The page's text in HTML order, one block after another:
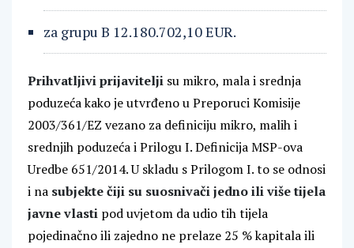
za grupu B 12.180.702,10 EUR.
Prihvatljivi prijavitelji su mikro, mala i srednja
poduzeća kako je utvrđeno u Preporuci Komisije
2003/361/EZ vezano za definiciju mikro, malih i
srednjih poduzeća i Prilogu I. Definicija MSP-ova
Uredbe 651/2014. U skladu s Prilogom I. to se odnosi
i na subjekte čiji su suosnivači jedno ili više tijela
javne vlasti pod uvjetom da udio tih tijela
pojedinačno ili zajedno ne prelaze 25 % kapitala ili